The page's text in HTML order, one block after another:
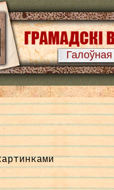
Галоўная